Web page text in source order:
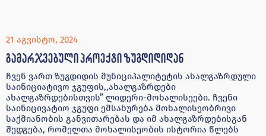
21 აგვისტო, 2024
გამარჯვებული პროექტი ზუგდიდიდან
ჩვენ ვართ ზუგდიდის მუნიციპალიტეტის ახალგაზრდული
საინიციატივო ჯგუფის,,ახალგაზრდები
ახალგაზრდებისთვის” ლიდერი-მოხალისეები. ჩვენი
საინიცივატიო ჯგუფი ემსახურება მოხალისეობრივი
საქმიანობის განვითარებას და იმ ახალგაზრდებისგან
შედგება, რომელთა მოხალისეობის ისტორია წლებს